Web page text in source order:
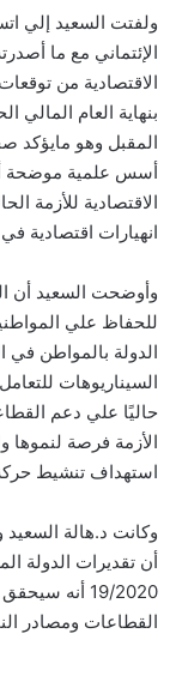
ولفتت السعيد إلي
الإئتماني مع ما
المقبل وهو مايؤكد
أسس علمية موضحة
الاقتصادية للأزمة
انهيارات اقتصادية
وأوضحت السعيد أن
للحفاظ علي
الدولة بالمواطن في
السيناريوهات
حاليًا علي دعم
الأزمة فرصة
استهداف تنشيط
وكانت د.هالة السعيد
أن تقديرات الدولة
القطاعات ومصادر